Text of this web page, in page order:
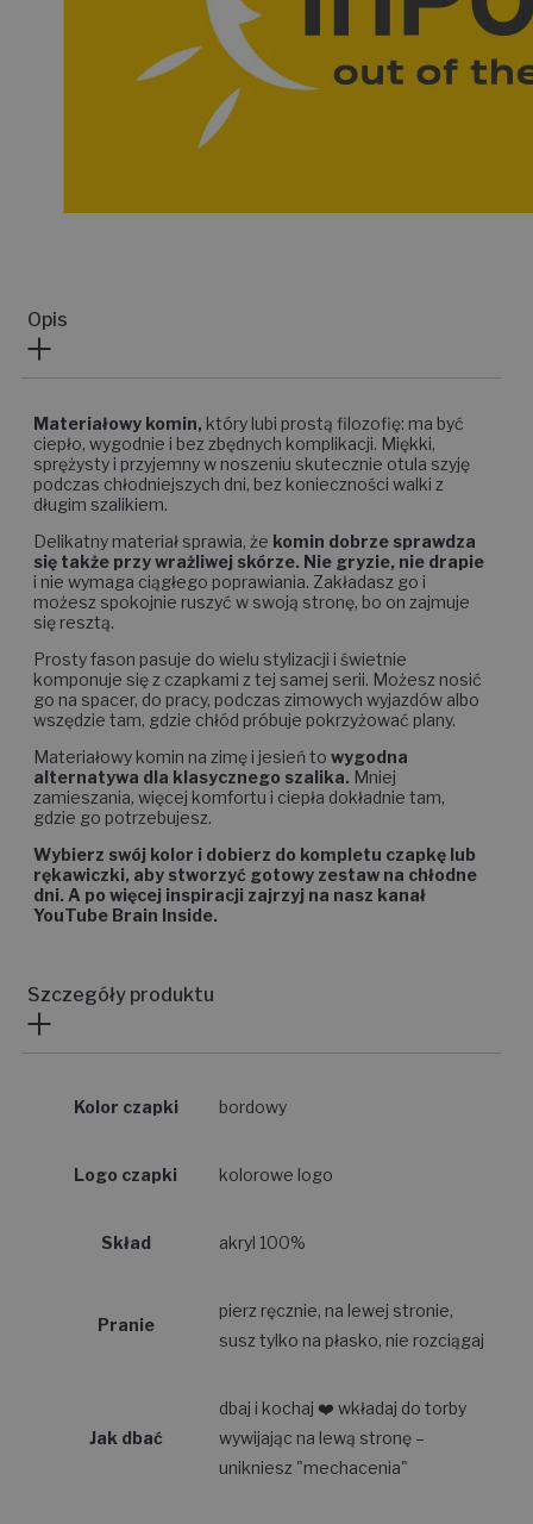
Opis
Materiałowy komin, który lubi prostą filozofię: ma być
ciepło, wygodnie i bez zbędnych komplikacji. Miękki,
sprężysty i przyjemny w noszeniu skutecznie otula szyję
podczas chłodniejszych dni, bez konieczności walki z
długim szalikiem.
Delikatny materiał sprawia, że komin dobrze sprawdza
się także przy wrażliwej skórze. Nie gryzie, nie drapie
i nie wymaga ciągłego poprawiania. Zakładasz go i
możesz spokojnie ruszyć w swoją stronę, bo on zajmuje
się resztą.
Prosty fason pasuje do wielu stylizacji i świetnie
komponuje się z czapkami z tej samej serii. Możesz nosić
go na spacer, do pracy, podczas zimowych wyjazdów albo
wszędzie tam, gdzie chłód próbuje pokrzyżować plany.
Materiałowy komin na zimę i jesień to wygodna
alternatywa dla klasycznego szalika. Mniej
zamieszania, więcej komfortu i ciepła dokładnie tam,
gdzie go potrzebujesz.
Wybierz swój kolor i dobierz do kompletu czapkę lub
rękawiczki, aby stworzyć gotowy zestaw na chłodne
dni. A po więcej inspiracji zajrzyj na nasz kanał
YouTube Brain Inside.
Szczegóły produktu
Kolor czapki bordowy
Logo czapki kolorowe logo
Skład akryl 100%
Pranie
pierz ręcznie, na lewej stronie,
susz tylko na płasko, nie rozciągaj
Jak dbać
dbaj i kochaj ❤️ wkładaj do torby
wywijając na lewą stronę –
unikniesz "mechacenia"